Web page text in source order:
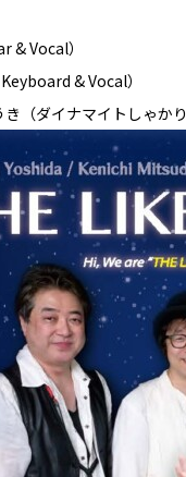
& Vocal）
& Vocal）
（ダイナマイトしゃかり